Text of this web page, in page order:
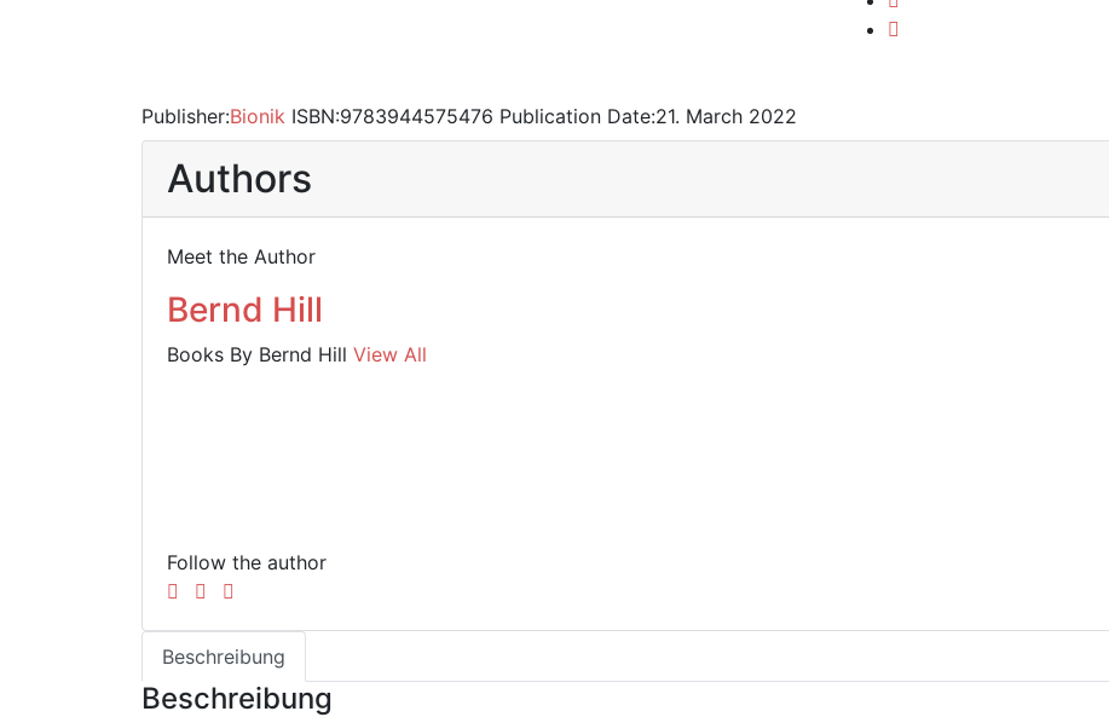
Publisher:Bionik ISBN:9783944575476 Publication Date:21. March 2022
Authors
Meet the Author
Bernd Hill
Books By Bernd Hill View All
Follow the author
Beschreibung
Beschreibung